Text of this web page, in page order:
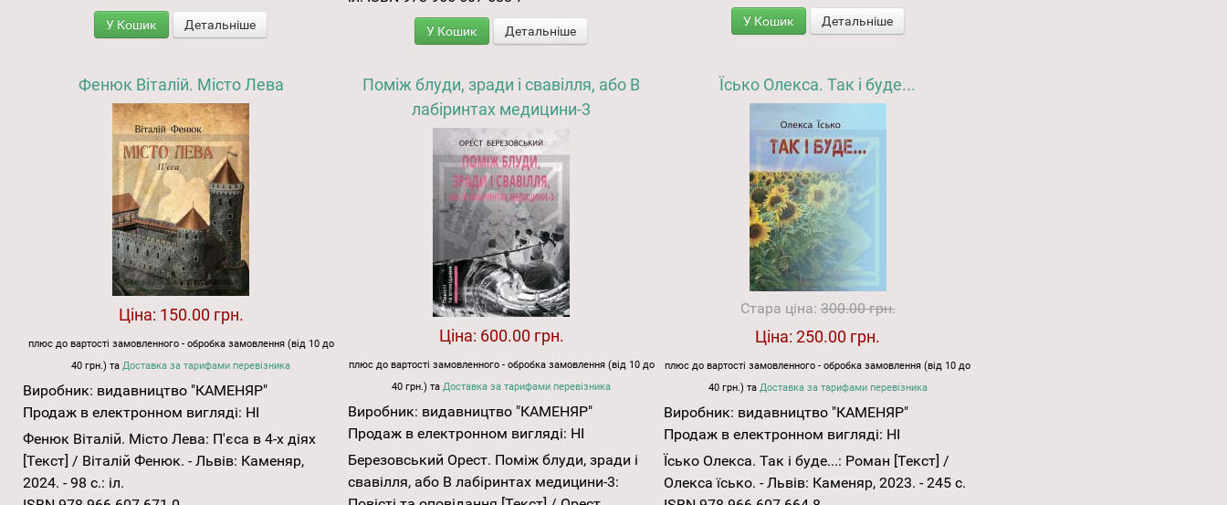
У Кошик Детальніше У Кошик Детальніше
У Кошик Детальніше
Фенюк Віталій. Місто Лева
Ціна: 150.00 грн.
плюс до вартості замовленного - обробка замовлення (від 10 до
40 грн.) таДоставка за тарифами перевізника
Виробник: видавництво "КАМЕНЯР"
Продаж в електронном вигляді: НІ
Фенюк Віталій. Місто Лева: П'єса в 4-х діях
[Текст] / Віталій Фенюк. - Львів: Каменяр,
2024. - 98 с.: іл.
Поміж блуди, зради і свавілля, або В
лабіринтах медицини-3
Ціна: 600.00 грн.
плюс до вартості замовленного - обробка замовлення (від 10 до
40 грн.) таДоставка за тарифами перевізника
Виробник: видавництво "КАМЕНЯР"
Продаж в електронном вигляді: НІ
Березовський Орест. Поміж блуди, зради і
свавілля, або В лабіринтах медицини-3:
Їсько Олекса. Так і буде...
Стара ціна:300.00 грн.
Ціна: 250.00 грн.
плюс до вартості замовленного - обробка замовлення (від 10 до
40 грн.) та Доставка за тарифами перевізника
Виробник: видавництво "КАМЕНЯР"
Продаж в електронном вигляді: НІ
Їсько Олекса. Так і буде...: Роман [Текст] /
Олекса їсько. - Львів: Каменяр, 2023. - 245 с.